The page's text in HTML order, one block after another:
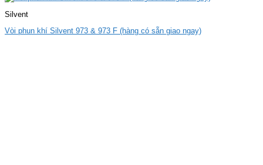
Silvent
Vòi phun khí Silvent 973 & 973 F (hàng có sẵn giao ngay)